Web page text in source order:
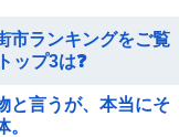
市ランキングをご覧
ップ3は❓
と言うが、本当にそ